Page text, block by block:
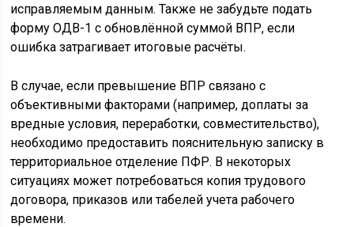
исправляемым данным. Также не забудьте подать
форму ОДВ-1 с обновлённой суммой ВПР, если
ошибка затрагивает итоговые расчёты.
В случае, если превышение ВПР связано с
объективными факторами (например, доплаты за
вредные условия, переработки, совместительство),
необходимо предоставить пояснительную записку в
территориальное отделение ПФР. В некоторых
ситуациях может потребоваться копия трудового
договора, приказов или табелей учета рабочего
времени.